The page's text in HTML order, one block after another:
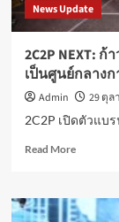
ในปี
2025
News Update
2C2P NEXT:
เป็นศูนย์กลางก
Admin
29 ตุล
2C2P เปิดตัวแบ
Read MoreRead
2C2P
NEXT: